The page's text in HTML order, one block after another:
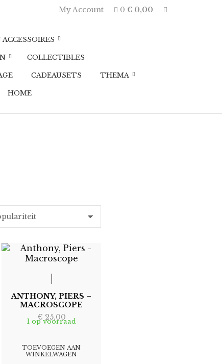
My Account 0 € 0,00
COLLECTIBLES
CADEAUSETS THEMA
HOME
ANTHONY, PIERS –
MACROSCOPE
€ 25,00
1 op voorraad
TOEVOEGEN AAN
WINKELWAGEN